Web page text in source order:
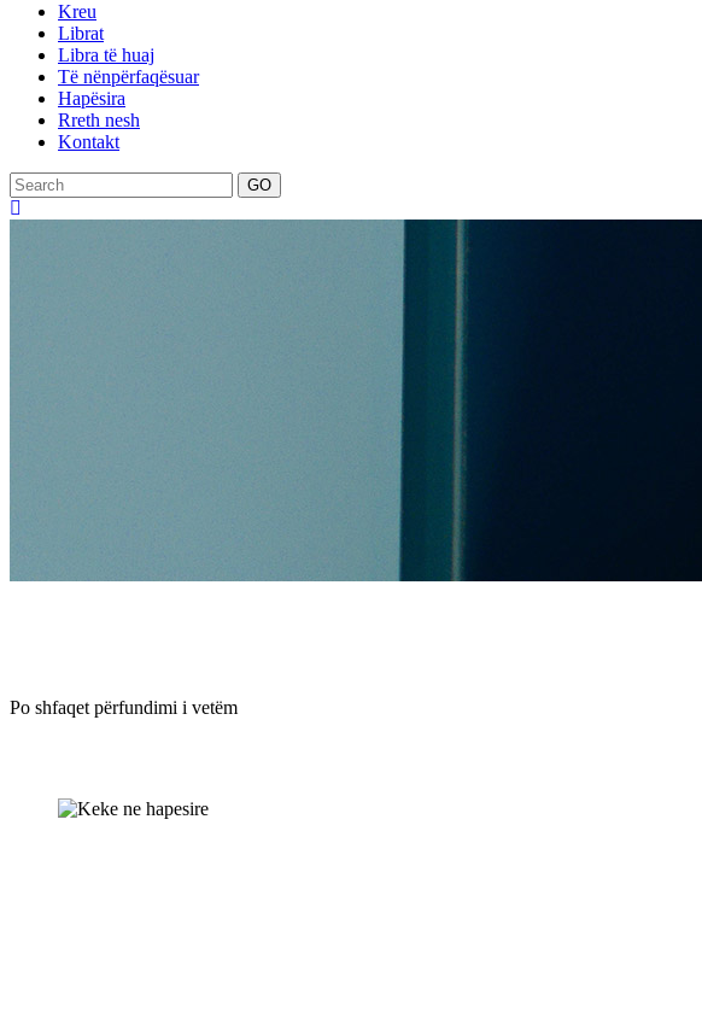
Kreu
Librat
Libra të huaj
Të nënpërfaqësuar
Hapësira
Rreth nesh
Kontakt
GO
Po shfaqet përfundimi i vetëm